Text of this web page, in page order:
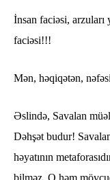
İnsan faciəsi,
faciəsi!!!
Mən, həqiqətən,
Əslində, Savalan
Dəhşət budur!
həyatının